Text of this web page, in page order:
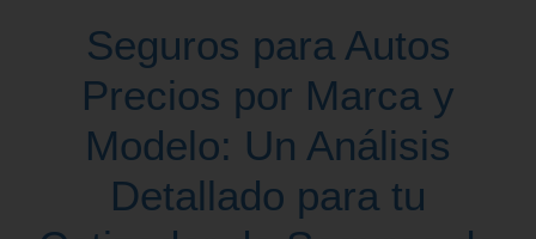
Seguros para Autos
Precios por Marca y
Modelo: Un Análisis
Detallado para tu